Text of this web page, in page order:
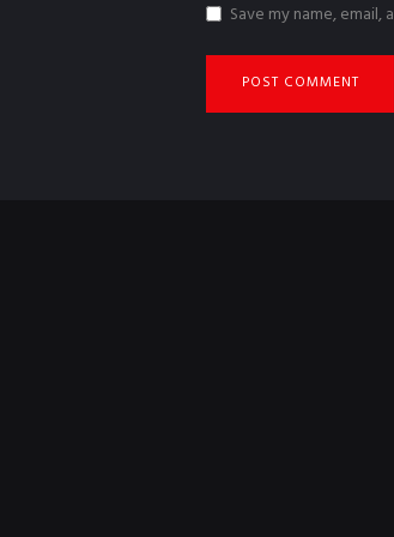
Save my name,